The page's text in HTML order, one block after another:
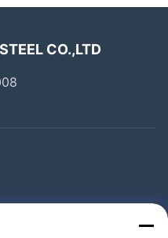
CO.,LTD